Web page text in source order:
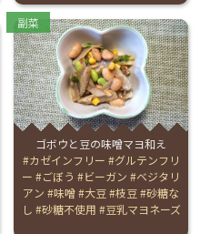
Categories:
副菜
ゴボウと豆の味噌マヨ和え
Tags:
カゼインフリー
グルテンフリ
ー
ごぼう ビーガン
ベジタリ
アン
味噌 大豆 枝豆 砂糖な
し
砂糖不使用 豆乳マヨネーズ